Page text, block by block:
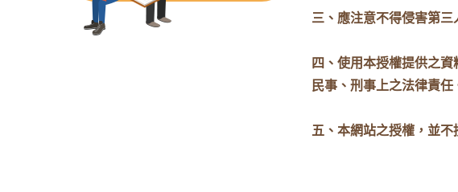
三、應注意不得侵害第三
四、使用本授權提供之
民事、刑事上之法律責任
五、本網站之授權，並